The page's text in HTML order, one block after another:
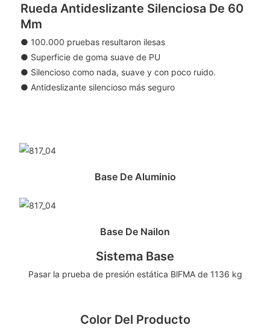
Rueda Antideslizante Silenciosa De 60
Mm
● 100.000 pruebas resultaron ilesas
● Superficie de goma suave de PU
● Silencioso como nada, suave y con poco ruido.
● Antideslizante silencioso más seguro
Sistema Base
Pasar la prueba de presión estática BlFMA de 1136 kg
Base De Aluminio
Base De Nailon
Color Del Producto